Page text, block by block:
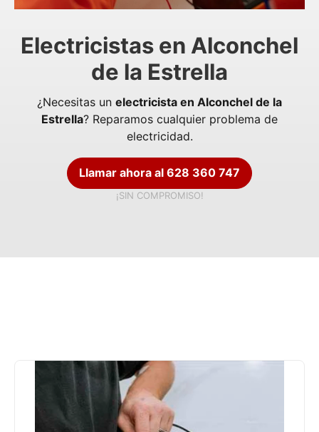
Electricistas en Alconchel
de la Estrella
¿Necesitas un electricista en Alconchel de la
Estrella? Reparamos cualquier problema de
electricidad.
Llamar ahora al 628 360 747
¡SIN COMPROMISO!